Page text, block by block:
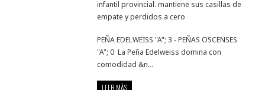
infantil provincial. mantiene sus casillas de
empate y perdidos a cero
PEÑA EDELWEISS "A"; 3 - PEÑAS OSCENSES
"A"; 0 La Peña Edelweiss domina con
comodidad &n...
LEER MÁS